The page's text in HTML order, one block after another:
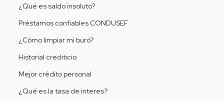
¿Qué es saldo insoluto?
Préstamos confiables CONDUSEF
¿Cómo limpiar mi buró?
Historial crediticio
Mejor crédito personal
¿Qué es la tasa de interes?